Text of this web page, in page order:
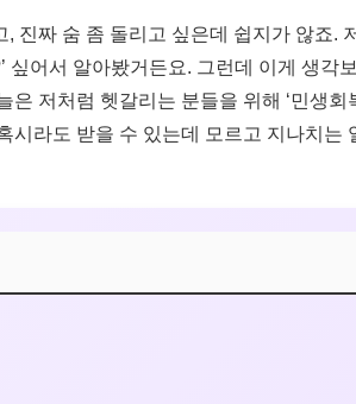
진짜 숨 좀 돌리고 싶은데 쉽지가 않죠.
싶어서 알아봤거든요. 그런데 이게 생각
저처럼 헷갈리는 분들을 위해 ‘민생회
라도 받을 수 있는데 모르고 지나치는